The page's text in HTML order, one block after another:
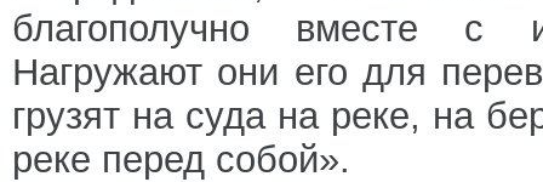
благополучно вместе с
Нагружают они его для
грузят на суда на реке, на
реке перед собой».